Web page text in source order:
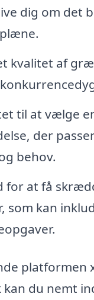
dig om det
kvalitet af
til at vælge
der
behov.
for at få
som kan
platformen
kan du nemt